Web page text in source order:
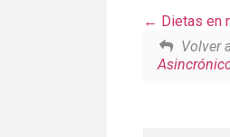
Dietas en
Volver